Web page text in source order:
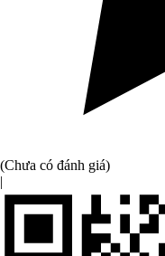
(Chưa có đánh giá)
|